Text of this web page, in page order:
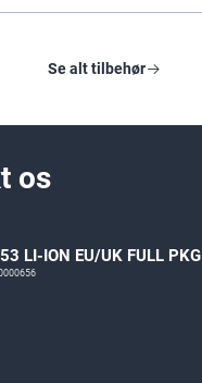
Se alt tilbehør
os
LI-ION EU/UK FULL PKG